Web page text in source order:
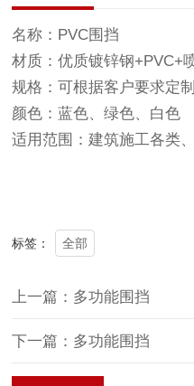
名称：PVC围挡
材质：优质镀锌钢+PVC+
规格：可根据客户要求定
颜色：蓝色、绿色、白色
适用范围：建筑施工各类
标签： 全部
上一篇：多功能围挡
下一篇：多功能围挡